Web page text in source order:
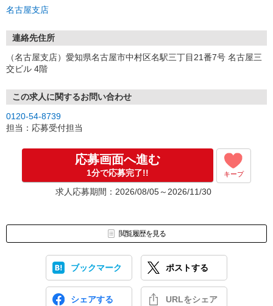
名古屋支店
連絡先住所
（名古屋支店）愛知県名古屋市中村区名駅三丁目21番7号 名古屋三
交ビル 4階
この求人に関するお問い合わせ
0120-54-8739
担当：応募受付担当
応募画面へ進む
1分で応募完了!! キープ
求人応募期間：2026/08/05～2026/11/30
閲覧履歴を見る
ブックマーク ポストする
シェアする URLをシェア